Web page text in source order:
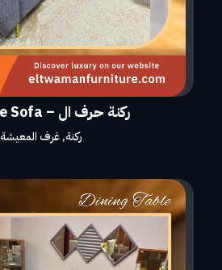
ركنة حرف ال – L Shape Sofa
ركنة,غرف المعيشة